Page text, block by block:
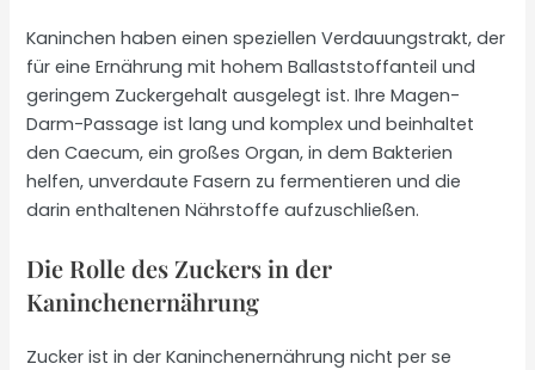
Kaninchen haben einen speziellen Verdauungstrakt, der
für eine Ernährung mit hohem Ballaststoffanteil und
geringem Zuckergehalt ausgelegt ist. Ihre Magen-
Darm-Passage ist lang und komplex und beinhaltet
den Caecum, ein großes Organ, in dem Bakterien
helfen, unverdaute Fasern zu fermentieren und die
darin enthaltenen Nährstoffe aufzuschließen.
Die Rolle des Zuckers in der
Kaninchenernährung
Zucker ist in der Kaninchenernährung nicht per se